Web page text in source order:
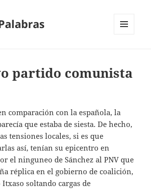
partido comunista
comparación con la española, la
que estaba de siesta. De hecho,
tensiones locales, si es que
así, tenían su epicentro en
el ninguneo de Sánchez al PNV que
réplica en el gobierno de coalición,
soltando cargas de